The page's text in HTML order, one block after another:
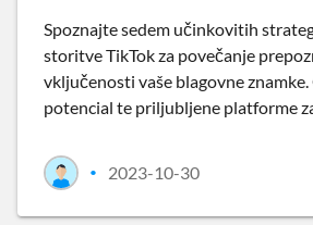
Spoznajte sedem učinkovitih
storitve TikTok za povečanje
vključenosti vaše blagovne
potencial te priljubljene platforme
• 2023-10-30